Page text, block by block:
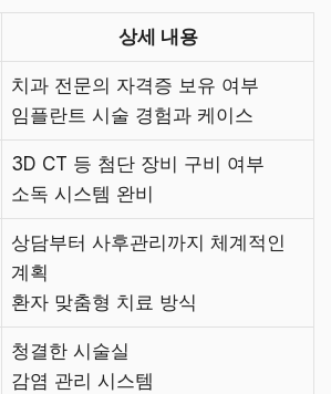
상세 내용
치과 전문의 자격증 보유 여부
임플란트 시술 경험과 케이스
3D CT 등 첨단 장비 구비 여부
소독 시스템 완비
상담부터 사후관리까지 체계적인
계획
환자 맞춤형 치료 방식
청결한 시술실
감염 관리 시스템